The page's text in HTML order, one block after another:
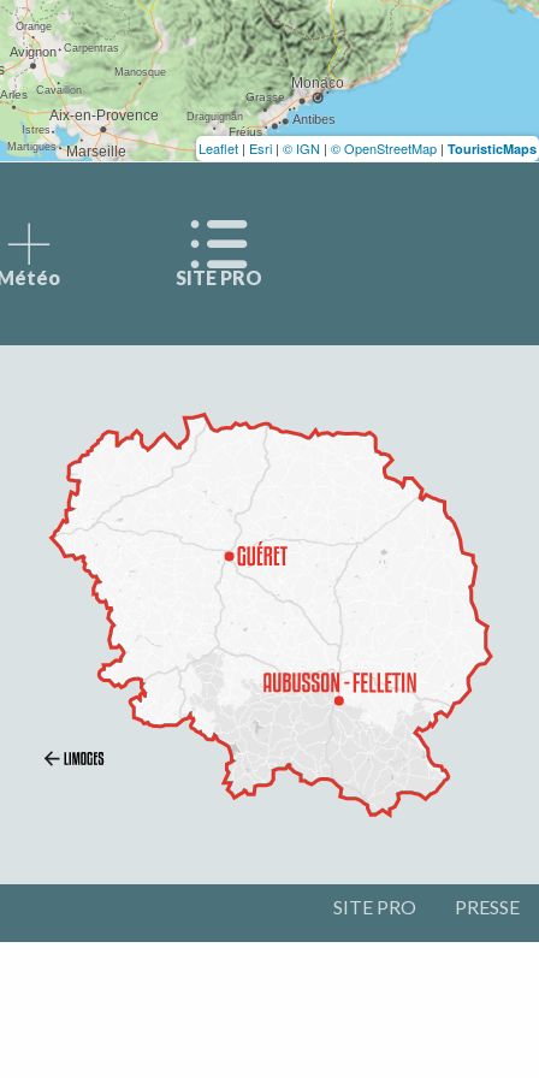
Leaflet | Esri | © IGN | © OpenStreetMap | TouristicMaps
SITE PRO
SITE PRO PRESSE